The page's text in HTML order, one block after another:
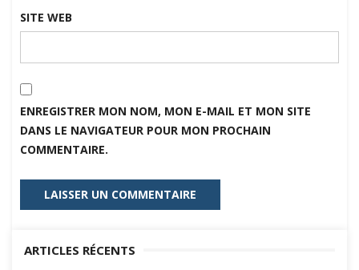
SITE WEB
ENREGISTRER MON NOM, MON E-MAIL ET MON SITE
DANS LE NAVIGATEUR POUR MON PROCHAIN
COMMENTAIRE.
ARTICLES RÉCENTS